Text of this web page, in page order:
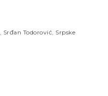
Srđan Todorović Srpske